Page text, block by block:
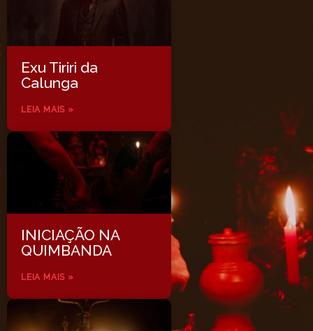
Exu Tiriri da
Calunga
LEIA MAIS »
INICIAÇÃO NA
QUIMBANDA
LEIA MAIS »